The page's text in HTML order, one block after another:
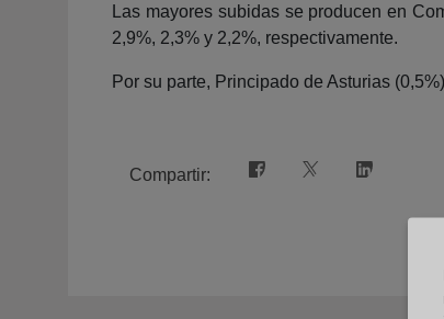
Las mayores subidas se producen en
2,9%, 2,3% y 2,2%, respectivamente.
Por su parte, Principado de Asturias
Compartir: